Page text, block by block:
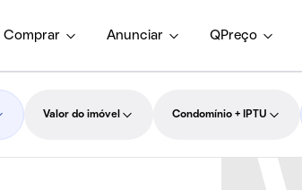
Comprar Anunciar QPreço
Valor do imóvel Condomínio + IPTU